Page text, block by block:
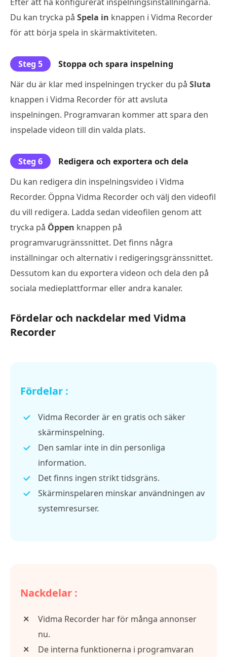
Du kan trycka på Spela in knappen i Vidma Recorder
för att börja spela in skärmaktiviteten.
Steg 5
Stoppa och spara inspelning
När du är klar med inspelningen trycker du på Sluta
knappen i Vidma Recorder för att avsluta
inspelningen. Programvaran kommer att spara den
inspelade videon till din valda plats.
Steg 6
Redigera och exportera och dela
Du kan redigera din inspelningsvideo i Vidma
Recorder. Öppna Vidma Recorder och välj den videofil
du vill redigera. Ladda sedan videofilen genom att
trycka på Öppen knappen på
programvarugränssnittet. Det finns några
inställningar och alternativ i redigeringsgränssnittet.
Dessutom kan du exportera videon och dela den på
sociala medieplattformar eller andra kanaler.
Fördelar och nackdelar med Vidma
Recorder
Fördelar :
Vidma Recorder är en gratis och säker
skärminspelning.
Den samlar inte in din personliga
information.
Det finns ingen strikt tidsgräns.
Skärminspelaren minskar användningen av
systemresurser.
Nackdelar :
Vidma Recorder har för många annonser
nu.
De interna funktionerna i programvaran